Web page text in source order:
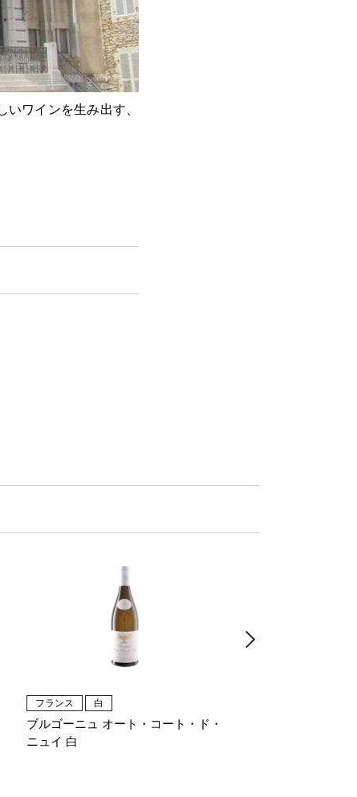
ワインを生み出す、
フランス 白
ブルゴーニュ オート・コート・ド・
ニュイ 白